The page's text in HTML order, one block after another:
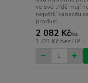
ve své třídě mají
největší kapacitu
produkt...
2 082 Kč/ks
1 721 Kč bez DPH